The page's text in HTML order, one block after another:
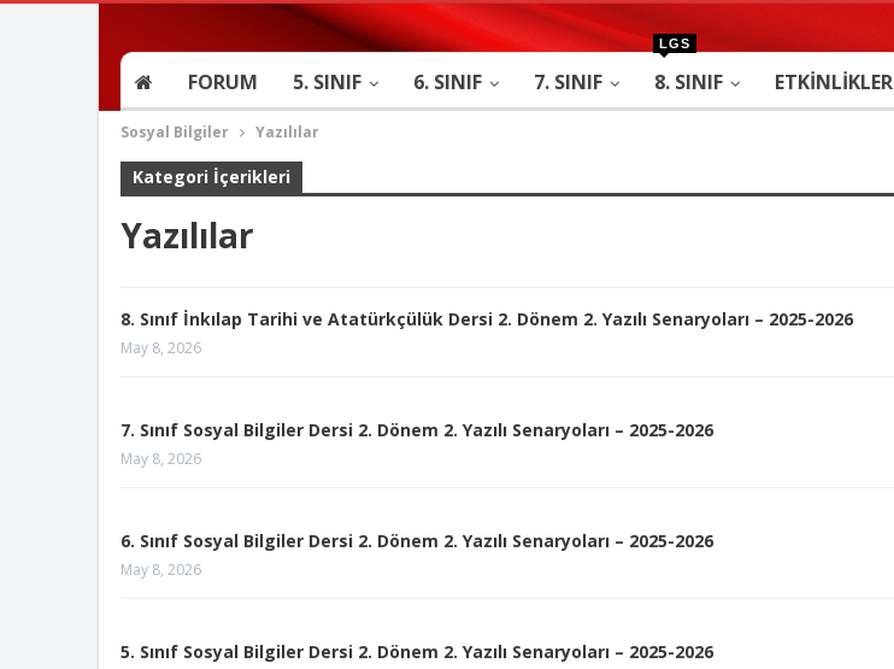
FORUM 5. SINIF 6. SINIF 7. SINIF 8. SINIF
LGS
ETKINLIKLER
Sosyal Bilgiler Yazılılar
Kategori İçerikleri
Yazılılar
8. Sınıf İnkılap Tarihi ve Atatürkçülük Dersi 2. Dönem 2. Yazılı Senaryoları – 2025-2026
May 8, 2026
7. Sınıf Sosyal Bilgiler Dersi 2. Dönem 2. Yazılı Senaryoları – 2025-2026
May 8, 2026
6. Sınıf Sosyal Bilgiler Dersi 2. Dönem 2. Yazılı Senaryoları – 2025-2026
May 8, 2026
5. Sınıf Sosyal Bilgiler Dersi 2. Dönem 2. Yazılı Senaryoları – 2025-2026